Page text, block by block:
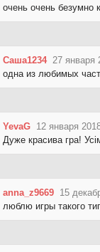
очень очень безумно
Саша1234 27 января
одна из любимых
YevaG 12 января
Дуже красива гра!
anna_z9669 15
люблю игры такого